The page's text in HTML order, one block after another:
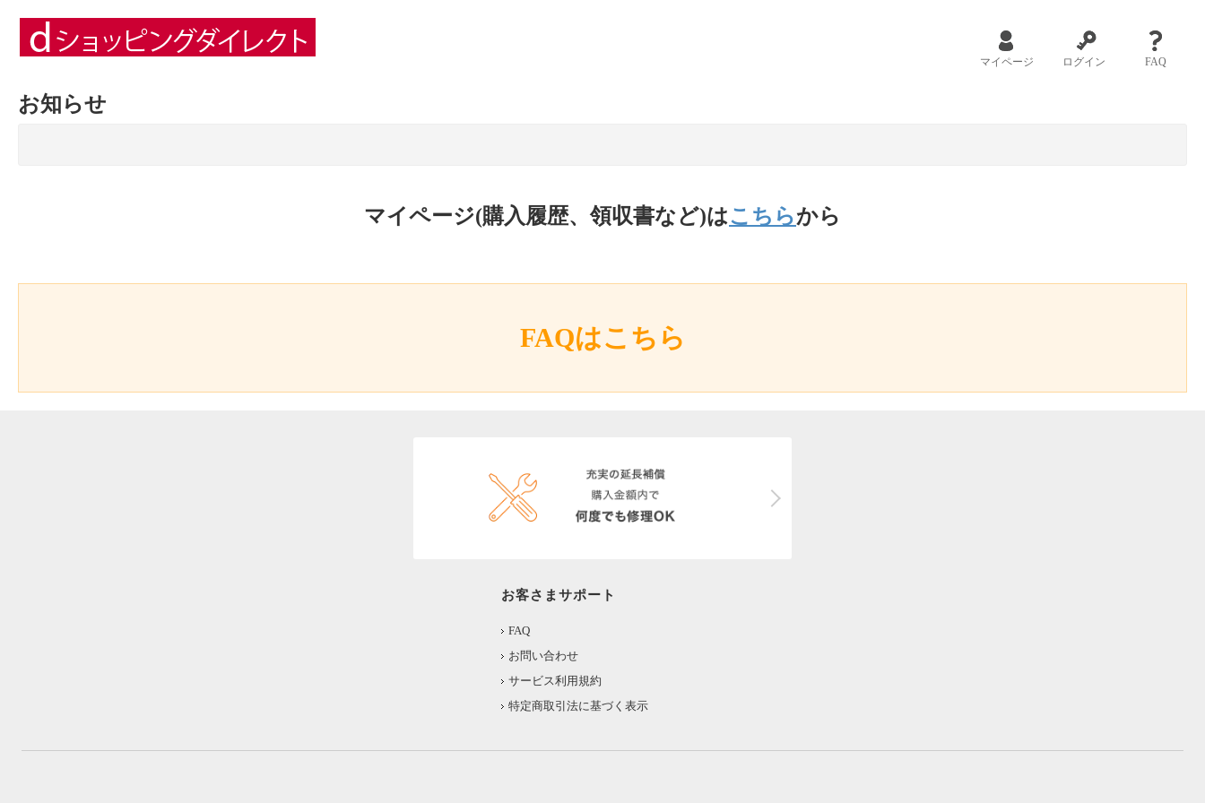
マイページ ログイン FAQ
お知らせ
マイページ(購入履歴、領収書など)はこちらから
FAQはこちら
お客さまサポート
FAQ
お問い合わせ
サービス利用規約
特定商取引法に基づく表示